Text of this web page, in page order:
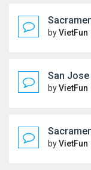
byVietFun
San Jose
byVietFun
byVietFun